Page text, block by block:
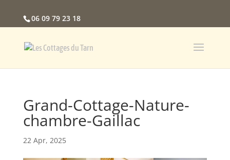
06 09 79 23 18
Grand-Cottage-Nature-
chambre-Gaillac
22 Apr, 2025